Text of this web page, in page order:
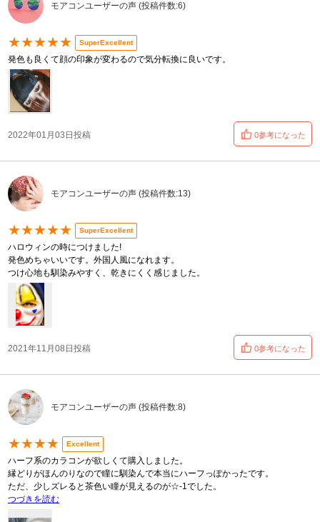
モアコンユーザーの声 (投稿件数:6)
★★★★★ SuperExcellent
発色も良くて顔の印象が変わるので気分転換に良いです。
2022年01月03日投稿 0参考になった
モアコンユーザーの声 (投稿件数:13)
★★★★★ SuperExcellent
ハロウィンの時につけました!
発色めちゃいいです。外国人風になれます。
つけ心地も馴染みやすく、乾きにくく感じました。
2021年11月08日投稿 0参考になった
モアコンユーザーの声 (投稿件数:8)
★★★★ Excellent
ハーフ系のカラコンが欲しくて購入しました。
縁どりがほんのりなので瞳に馴染んで本当にハーフっぽかったです。
ただ、少しズレると茶色い瞳が見えるのが☆-1でした。
つづきを読む